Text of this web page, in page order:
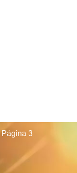
Página 3